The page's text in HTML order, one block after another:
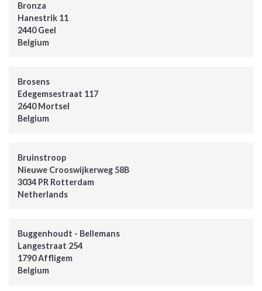
Bronza
Hanestrik 11
2440 Geel
Belgium
Brosens
Edegemsestraat 117
2640 Mortsel
Belgium
Bruinstroop
Nieuwe Crooswijkerweg 58B
3034 PR Rotterdam
Netherlands
Buggenhoudt - Bellemans
Langestraat 254
1790 Affligem
Belgium